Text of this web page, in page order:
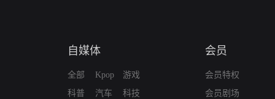
自媒体
全部
科普
Kpop
汽车
游戏
科技
会员
会员特权
会员剧场